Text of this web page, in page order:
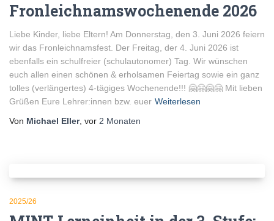
Fronleichnamswochenende 2026
Liebe Kinder, liebe Eltern! Am Donnerstag, den 3. Juni 2026 feiern
wir das Fronleichnamsfest. Der Freitag, der 4. Juni 2026 ist
ebenfalls ein schulfreier (schulautonomer) Tag. Wir wünschen
euch allen einen schönen & erholsamen Feiertag sowie ein ganz
tolles (verlängertes) 4-tägiges Wochenende!!! 🤗🤗🤗🤗 Mit lieben
Grüßen Eure Lehrer:innen bzw. euer Weiterlesen
Von Michael Eller, vor 2 Monaten
2025/26